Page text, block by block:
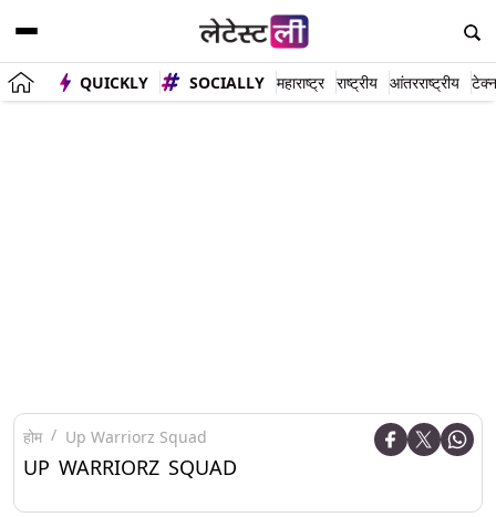
QUICKLY SOCIALLY महाराष्ट्र राष्ट्रीय आंतरराष्ट्रीय
होम Up Warriorz Squad
UP WARRIORZ SQUAD